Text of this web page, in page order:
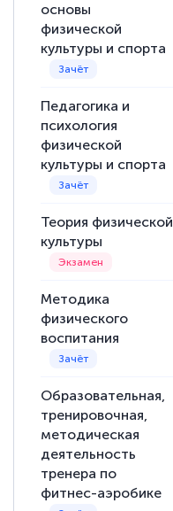
основы
физической
культуры и спорта
Педагогика и
психология
физической
культуры и спорта
Теория физической
культуры
Методика
физического
воспитания
Образовательная,
тренировочная,
методическая
деятельность
тренера по
фитнес-аэробике